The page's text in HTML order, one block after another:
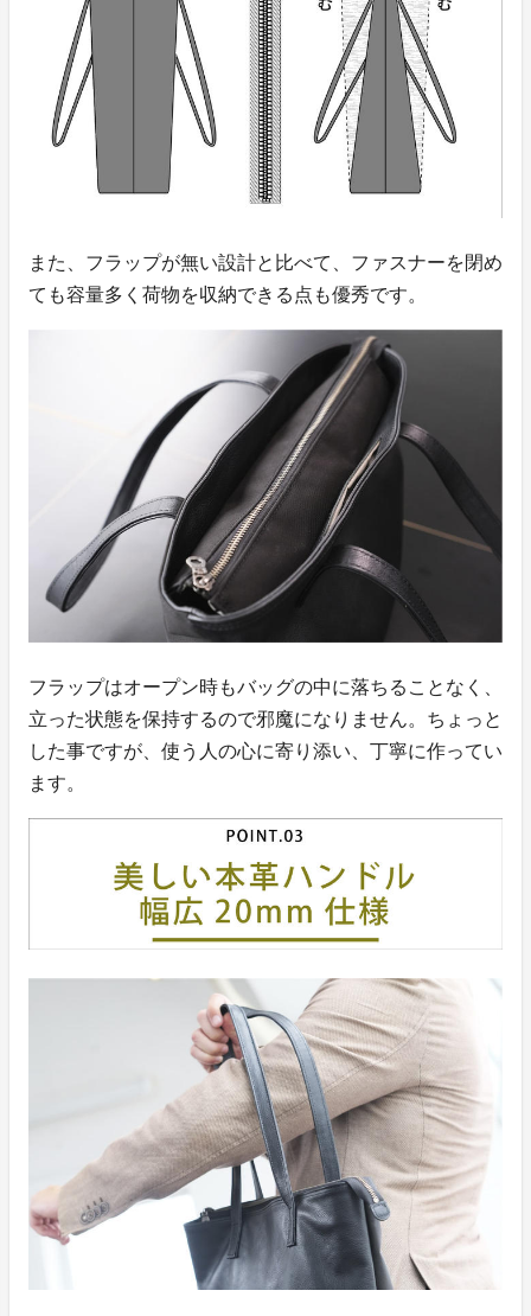
また、フラップが無い設計と比べて、ファスナーを閉め
ても容量多く荷物を収納できる点も優秀です。
フラップはオープン時もバッグの中に落ちることなく、
立った状態を保持するので邪魔になりません。ちょっと
した事ですが、使う人の心に寄り添い、丁寧に作ってい
ます。